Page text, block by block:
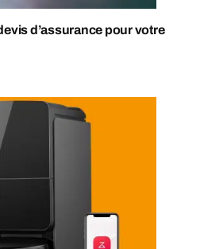
d’assurance pour votre